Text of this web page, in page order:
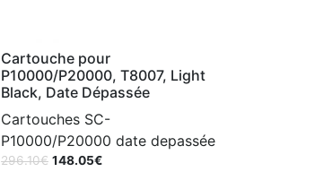
Cartouche pour
P10000/P20000, T8007, Light
Black, Date Dépassée
Cartouches SC-
P10000/P20000 date depassée
296.10€ 148.05€